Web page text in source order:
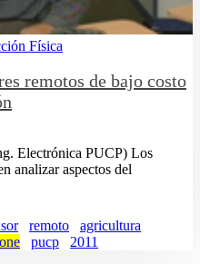
Física
remotos de bajo costo
Electrónica PUCP) Los
analizar aspectos del
remoto
agricultura
pucp 2011